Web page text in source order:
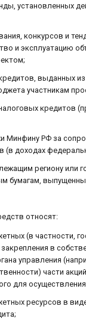
установленных
конкурсов и
и эксплуатацию
выданных из
участникам
кредитов
Минфину РФ за
(в доходах
региону или
бумагам,
относят:
(в частности,
в
управления
части
для
ресурсов в